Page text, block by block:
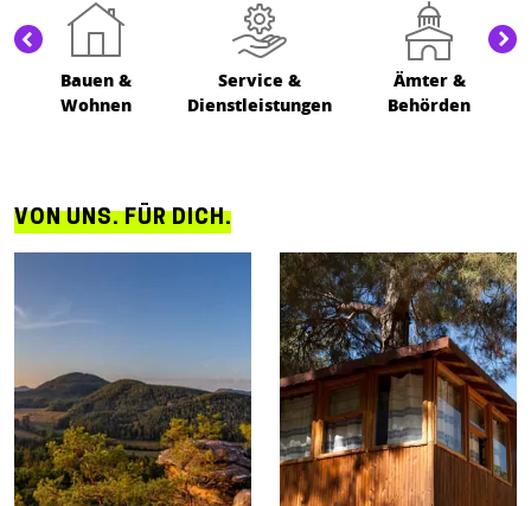
Bauen &
Wohnen
Service &
Dienstleistungen
Ämter &
Behörden
VON UNS. FÜR DICH.